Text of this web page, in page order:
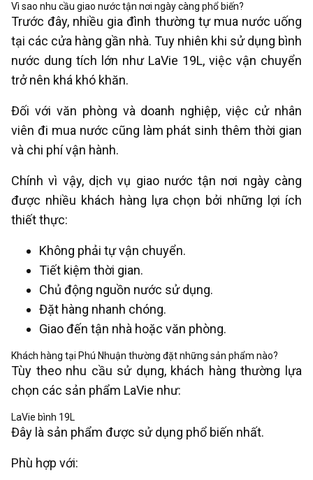
Vì sao nhu cầu giao nước tận nơi ngày càng phổ biến?
Trước đây, nhiều gia đình thường tự mua nước uống
tại các cửa hàng gần nhà. Tuy nhiên khi sử dụng bình
nước dung tích lớn như LaVie 19L, việc vận chuyển
trở nên khá khó khăn.
Đối với văn phòng và doanh nghiệp, việc cử nhân
viên đi mua nước cũng làm phát sinh thêm thời gian
và chi phí vận hành.
Chính vì vậy, dịch vụ giao nước tận nơi ngày càng
được nhiều khách hàng lựa chọn bởi những lợi ích
thiết thực:
Không phải tự vận chuyển.
Tiết kiệm thời gian.
Chủ động nguồn nước sử dụng.
Đặt hàng nhanh chóng.
Giao đến tận nhà hoặc văn phòng.
Khách hàng tại Phú Nhuận thường đặt những sản phẩm nào?
Tùy theo nhu cầu sử dụng, khách hàng thường lựa
chọn các sản phẩm LaVie như:
LaVie bình 19L
Đây là sản phẩm được sử dụng phổ biến nhất.
Phù hợp với: